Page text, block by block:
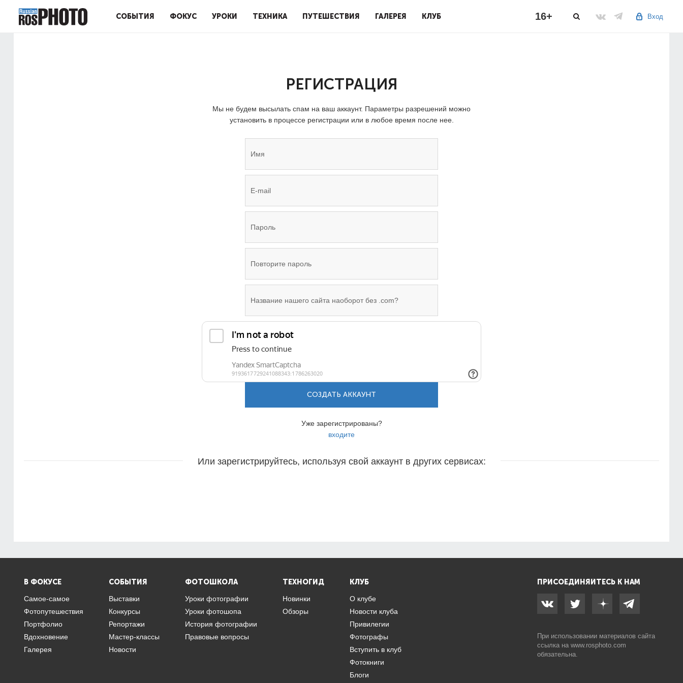
СОБЫТИЯ ФОКУС УРОКИ ТЕХНИКА ПУТЕШЕСТВИЯ ГАЛЕРЕЯ КЛУБ Вход
16+
РЕГИСТРАЦИЯ
Мы не будем высылать спам на ваш аккаунт. Параметры разрешений можно
установить в процессе регистрации или в любое время после нее.
СОЗДАТЬ АККАУНТ
Уже зарегистрированы?
входите
Или зарегистрируйтесь, используя свой аккаунт в других сервисах:
В ФОКУСЕ
Самое-самое
Фотопутешествия
Портфолио
Вдохновение
Галерея
СОБЫТИЯ
Выставки
Конкурсы
Репортажи
Мастер-классы
Новости
ФОТОШКОЛА
Уроки фотографии
Уроки фотошопа
История фотографии
Правовые вопросы
ТЕХНОГИД
Новинки
Обзоры
КЛУБ
О клубе
Новости клуба
Привилегии
Фотографы
Вступить в клуб
Фотокниги
Блоги
ПРИСОЕДИНЯЙТЕСЬ К НАМ
При использовании материалов сайта
ссылка на www.rosphoto.com
обязательна.